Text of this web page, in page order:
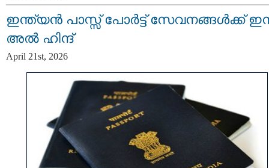
ഇന്ത്യന്‍ പാസ്സ്‌ പോർട്ട് സേവനങ്ങള്‍ക്ക്
അല്‍ ഹിന്ദ്
April 21st, 2026